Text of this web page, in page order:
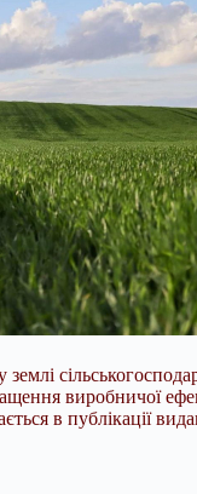
виробничої
в публікації